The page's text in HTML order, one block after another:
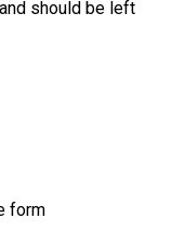
should be left
form